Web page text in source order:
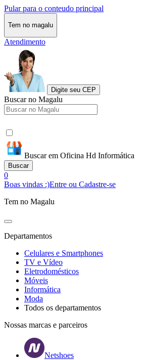
Pular para o conteudo principal
Tem no magalu
Atendimento
Digite seu CEP
Buscar no Magalu
Buscar em Oficina Hd Informática
Buscar
0
Boas vindas :)Entre ou Cadastre-se
Tem no Magalu
Departamentos
Celulares e Smartphones
TV e Vídeo
Eletrodomésticos
Móveis
Informática
Moda
Todos os departamentos
Nossas marcas e parceiros
Netshoes